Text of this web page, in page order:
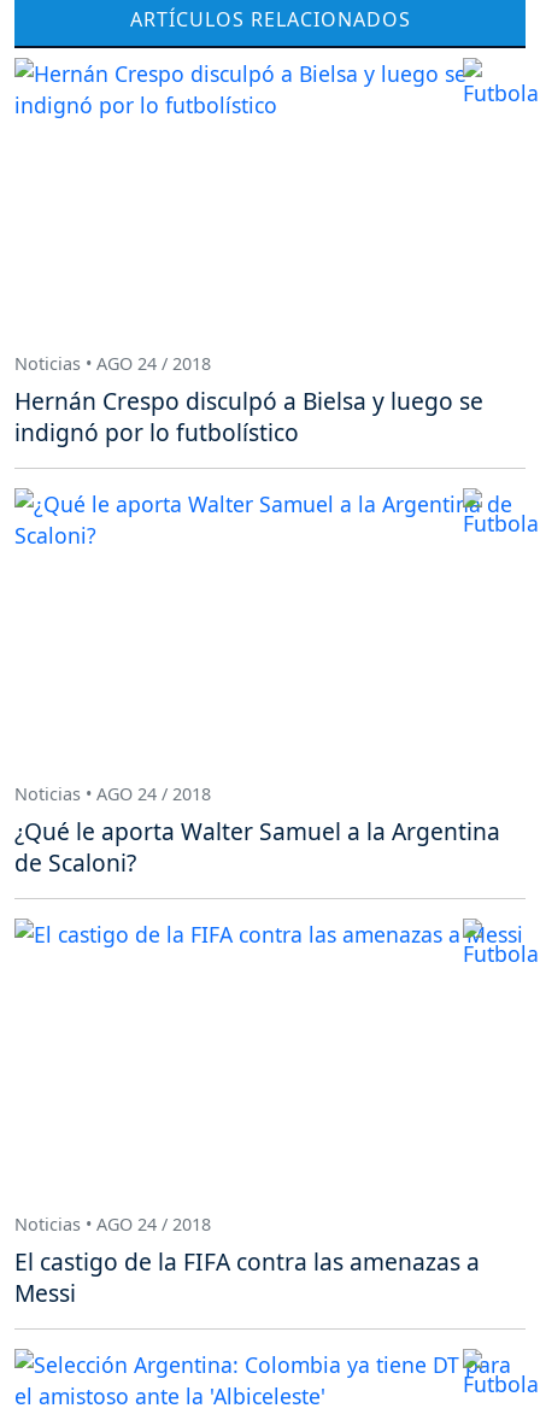
ARTÍCULOS RELACIONADOS
Noticias • AGO 24 / 2018
Hernán Crespo disculpó a Bielsa y luego se
indignó por lo futbolístico
Noticias • AGO 24 / 2018
¿Qué le aporta Walter Samuel a la Argentina
de Scaloni?
Noticias • AGO 24 / 2018
El castigo de la FIFA contra las amenazas a
Messi